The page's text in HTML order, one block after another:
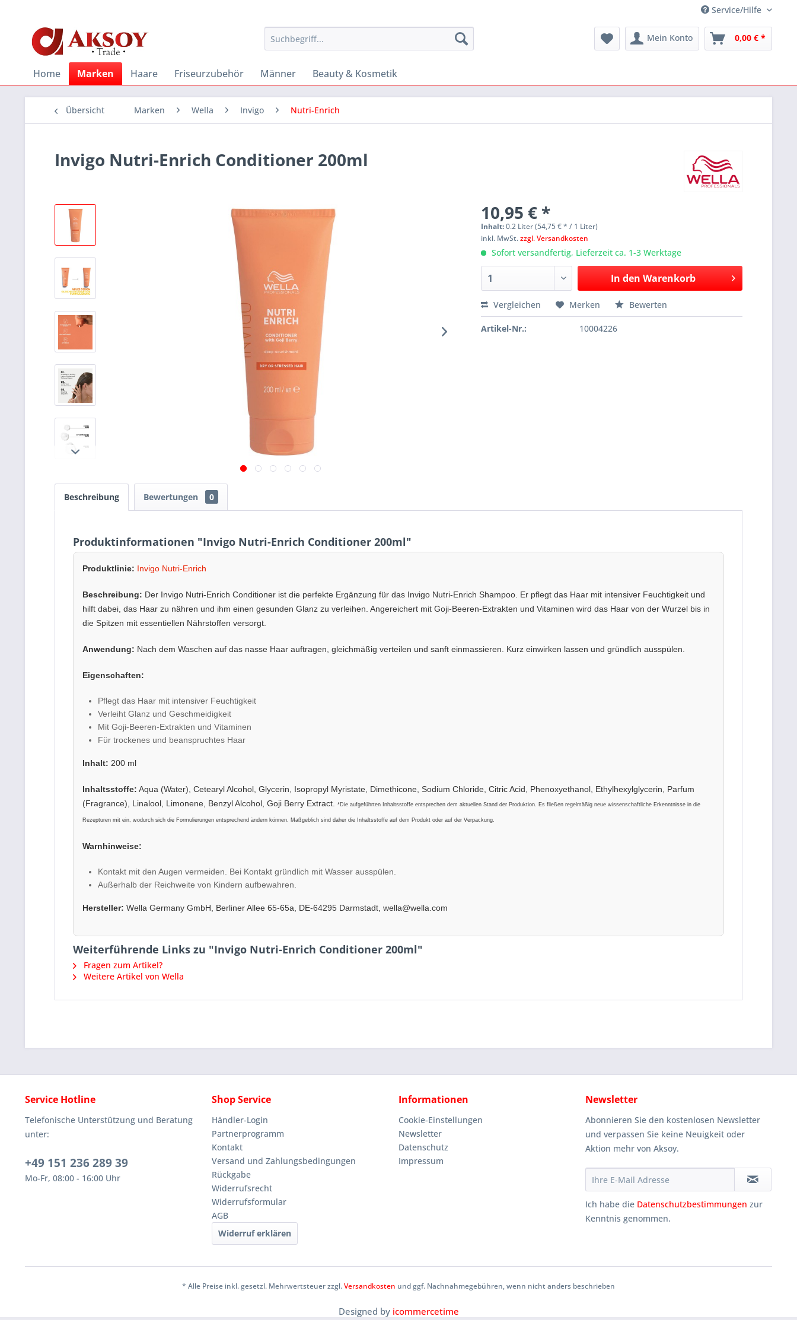
Service/Hilfe
Mein Konto 0,00 € *
Home Marken Haare Friseurzubehör Männer Beauty & Kosmetik
Übersicht Marken Wella Invigo Nutri-Enrich
Invigo Nutri-Enrich Conditioner 200ml
10,95 € *
Inhalt:0.2 Liter (54,75 € * / 1 Liter)
inkl. MwSt.zzgl. Versandkosten
Sofort versandfertig, Lieferzeit ca. 1-3 Werktage
In den Warenkorb
Vergleichen Merken Bewerten
Artikel-Nr.: 10004226
Beschreibung Bewertungen 0
Produktinformationen "Invigo Nutri-Enrich Conditioner 200ml"
Produktlinie: Invigo Nutri-Enrich
Beschreibung: Der Invigo Nutri-Enrich Conditioner ist die perfekte Ergänzung für das Invigo Nutri-Enrich Shampoo. Er pflegt das Haar mit intensiver Feuchtigkeit und
hilft dabei, das Haar zu nähren und ihm einen gesunden Glanz zu verleihen. Angereichert mit Goji-Beeren-Extrakten und Vitaminen wird das Haar von der Wurzel bis in
die Spitzen mit essentiellen Nährstoffen versorgt.
Anwendung: Nach dem Waschen auf das nasse Haar auftragen, gleichmäßig verteilen und sanft einmassieren. Kurz einwirken lassen und gründlich ausspülen.
Eigenschaften:
Pflegt das Haar mit intensiver Feuchtigkeit
Verleiht Glanz und Geschmeidigkeit
Mit Goji-Beeren-Extrakten und Vitaminen
Für trockenes und beanspruchtes Haar
Inhalt: 200 ml
Inhaltsstoffe: Aqua (Water), Cetearyl Alcohol, Glycerin, Isopropyl Myristate, Dimethicone, Sodium Chloride, Citric Acid, Phenoxyethanol, Ethylhexylglycerin, Parfum
(Fragrance), Linalool, Limonene, Benzyl Alcohol, Goji Berry Extract.
*Die aufgeführten Inhaltsstoffe entsprechen dem aktuellen Stand der Produktion. Es fließen regelmäßig neue wissenschaftliche Erkenntnisse in die
Rezepturen mit ein, wodurch sich die Formulierungen entsprechend ändern können. Maßgeblich sind daher die Inhaltsstoffe auf dem Produkt oder auf der Verpackung.
Warnhinweise:
Kontakt mit den Augen vermeiden. Bei Kontakt gründlich mit Wasser ausspülen.
Außerhalb der Reichweite von Kindern aufbewahren.
Hersteller: Wella Germany GmbH, Berliner Allee 65-65a, DE-64295 Darmstadt, wella@wella.com
Weiterführende Links zu "Invigo Nutri-Enrich Conditioner 200ml"
Fragen zum Artikel?
Weitere Artikel von Wella
Service Hotline
Telefonische Unterstützung und Beratung
unter:
+49 151 236 289 39
Mo-Fr, 08:00 - 16:00 Uhr
Shop Service
Händler-Login
Partnerprogramm
Kontakt
Versand und Zahlungsbedingungen
Rückgabe
Widerrufsrecht
Widerrufsformular
AGB
Widerruf erklären
Informationen
Cookie-Einstellungen
Newsletter
Datenschutz
Impressum
Newsletter
Abonnieren Sie den kostenlosen Newsletter
und verpassen Sie keine Neuigkeit oder
Aktion mehr von Aksoy.
Ich habe die Datenschutzbestimmungen zur
Kenntnis genommen.
* Alle Preise inkl. gesetzl. Mehrwertsteuer zzgl.Versandkosten und ggf. Nachnahmegebühren, wenn nicht anders beschrieben
Designed by icommercetime